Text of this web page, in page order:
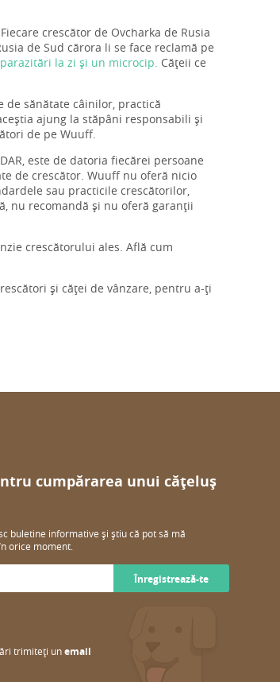
crescător de Ovcharka de Rusia
de Sud cărora li se face reclamă pe
la zi și un microcip. Cățeii ce
de sănătate câinilor, practică
ajung la stăpâni responsabili și
de pe Wuuff.
este de datoria fiecărei persoane
de crescător. Wuuff nu oferă nicio
sau practicile crescătorilor,
nu recomandă și nu oferă garanții
crescătorului ales. Află cum
și căței de vânzare, pentru a-ți
cumpărarea unui cățeluș
buletine informative și știu că pot să mă
orice moment.
Înregistrează-te
trimiteți unemail